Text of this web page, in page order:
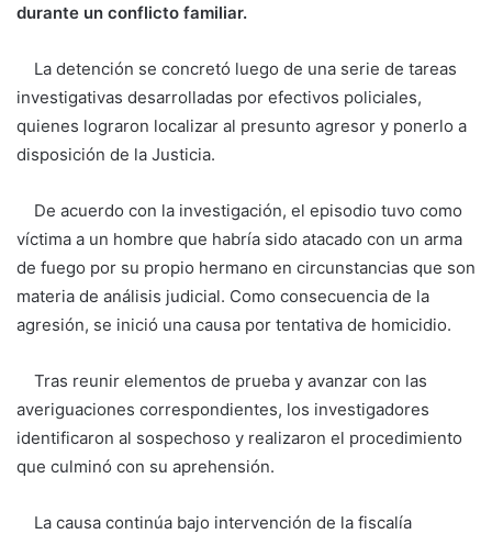
durante un conflicto familiar.
La detención se concretó luego de una serie de tareas
investigativas desarrolladas por efectivos policiales,
quienes lograron localizar al presunto agresor y ponerlo a
disposición de la Justicia.
De acuerdo con la investigación, el episodio tuvo como
víctima a un hombre que habría sido atacado con un arma
de fuego por su propio hermano en circunstancias que son
materia de análisis judicial. Como consecuencia de la
agresión, se inició una causa por tentativa de homicidio.
Tras reunir elementos de prueba y avanzar con las
averiguaciones correspondientes, los investigadores
identificaron al sospechoso y realizaron el procedimiento
que culminó con su aprehensión.
La causa continúa bajo intervención de la fiscalía